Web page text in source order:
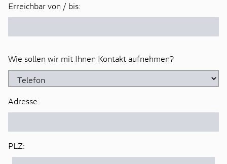
Erreichbar von / bis:
Wie sollen wir mit Ihnen Kontakt aufnehmen?
Adresse:
PLZ: